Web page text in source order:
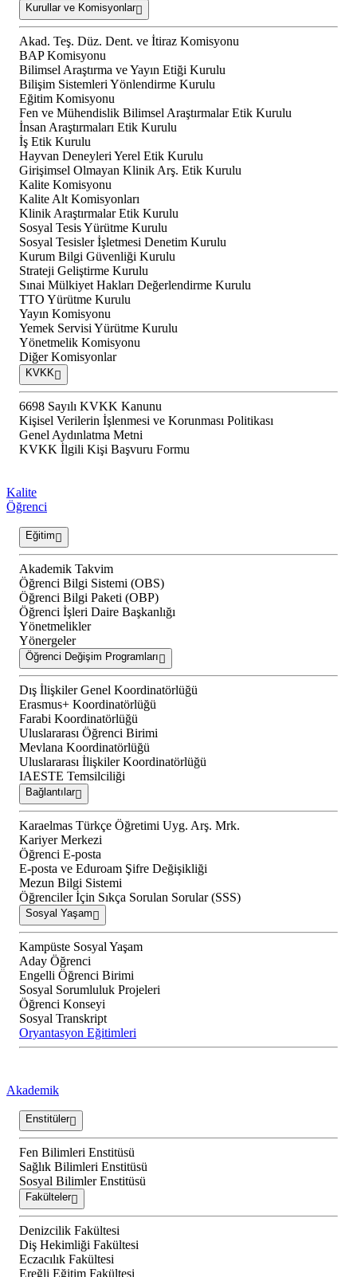
Kurullar ve Komisyonlar
Akad. Teş. Düz. Dent. ve İtiraz Komisyonu
BAP Komisyonu
Bilimsel Araştırma ve Yayın Etiği Kurulu
Bilişim Sistemleri Yönlendirme Kurulu
Eğitim Komisyonu
Fen ve Mühendislik Bilimsel Araştırmalar Etik Kurulu
İnsan Araştırmaları Etik Kurulu
İş Etik Kurulu
Hayvan Deneyleri Yerel Etik Kurulu
Girişimsel Olmayan Klinik Arş. Etik Kurulu
Kalite Komisyonu
Kalite Alt Komisyonları
Klinik Araştırmalar Etik Kurulu
Sosyal Tesis Yürütme Kurulu
Sosyal Tesisler İşletmesi Denetim Kurulu
Kurum Bilgi Güvenliği Kurulu
Strateji Geliştirme Kurulu
Sınai Mülkiyet Hakları Değerlendirme Kurulu
TTO Yürütme Kurulu
Yayın Komisyonu
Yemek Servisi Yürütme Kurulu
Yönetmelik Komisyonu
Diğer Komisyonlar
KVKK
6698 Sayılı KVKK Kanunu
Kişisel Verilerin İşlenmesi ve Korunması Politikası
Genel Aydınlatma Metni
KVKK İlgili Kişi Başvuru Formu
Kalite
Öğrenci
Eğitim
Akademik Takvim
Öğrenci Bilgi Sistemi (OBS)
Öğrenci Bilgi Paketi (OBP)
Öğrenci İşleri Daire Başkanlığı
Yönetmelikler
Yönergeler
Öğrenci Değişim Programları
Dış İlişkiler Genel Koordinatörlüğü
Erasmus+ Koordinatörlüğü
Farabi Koordinatörlüğü
Uluslararası Öğrenci Birimi
Mevlana Koordinatörlüğü
Uluslararası İlişkiler Koordinatörlüğü
IAESTE Temsilciliği
Bağlantılar
Karaelmas Türkçe Öğretimi Uyg. Arş. Mrk.
Kariyer Merkezi
Öğrenci E-posta
E-posta ve Eduroam Şifre Değişikliği
Mezun Bilgi Sistemi
Öğrenciler İçin Sıkça Sorulan Sorular (SSS)
Sosyal Yaşam
Kampüste Sosyal Yaşam
Aday Öğrenci
Engelli Öğrenci Birimi
Sosyal Sorumluluk Projeleri
Öğrenci Konseyi
Sosyal Transkript
Oryantasyon Eğitimleri
Akademik
Enstitüler
Fen Bilimleri Enstitüsü
Sağlık Bilimleri Enstitüsü
Sosyal Bilimler Enstitüsü
Fakülteler
Denizcilik Fakültesi
Diş Hekimliği Fakültesi
Eczacılık Fakültesi
Ereğli Eğitim Fakültesi